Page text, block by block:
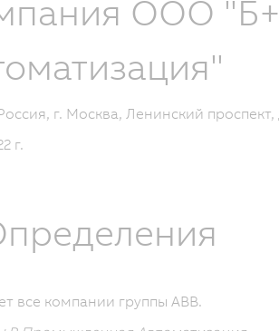
ООО
г. Москва, Ленинский проспект,
г.
все компании группы ABB.